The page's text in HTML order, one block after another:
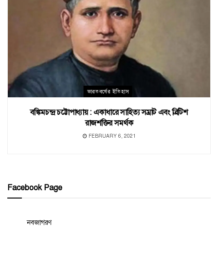
ভারতবর্ষের ইতিহাস
বঙ্কিমচন্দ্র চট্টোপাধ্যায় : একাধারে সাহিত্য সম্রাট এবং ব্রিটিশ
রাজশক্তির সমর্থক
FEBRUARY 6, 2021
Facebook Page
নবজাগরণ